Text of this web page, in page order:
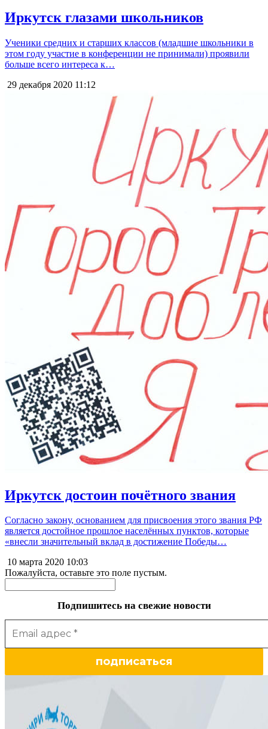
Иркутск глазами школьников
Ученики средних и старших классов (младшие школьники в
этом году участие в конференции не принимали) проявили
больше всего интереса к…
29 декабря 2020 11:12
Иркутск достоин почётного звания
Согласно закону, основанием для присвоения этого звания РФ
является достойное прошлое населённых пунктов, которые
«внесли значительный вклад в достижение Победы…
10 марта 2020 10:03
Пожалуйста, оставьте это поле пустым.
Подпишитесь на свежие новости